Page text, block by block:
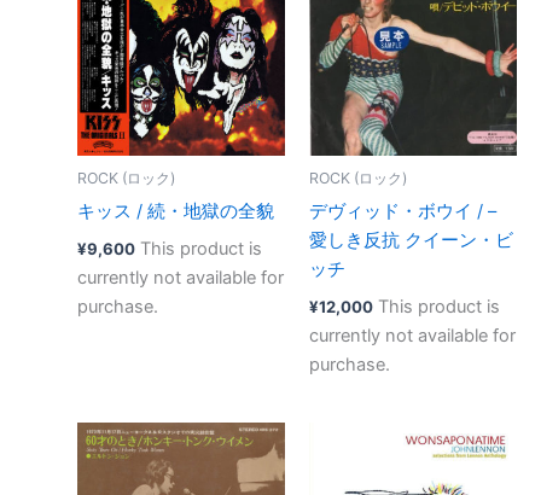
ROCK (ロック)
キッス / 続・地獄の全貌
¥9,600 This product is
currently not available for
purchase.
ROCK (ロック)
デヴィッド・ボウイ / ‎–
愛しき反抗 クイーン・ビ
ッチ
¥12,000 This product is
currently not available for
purchase.